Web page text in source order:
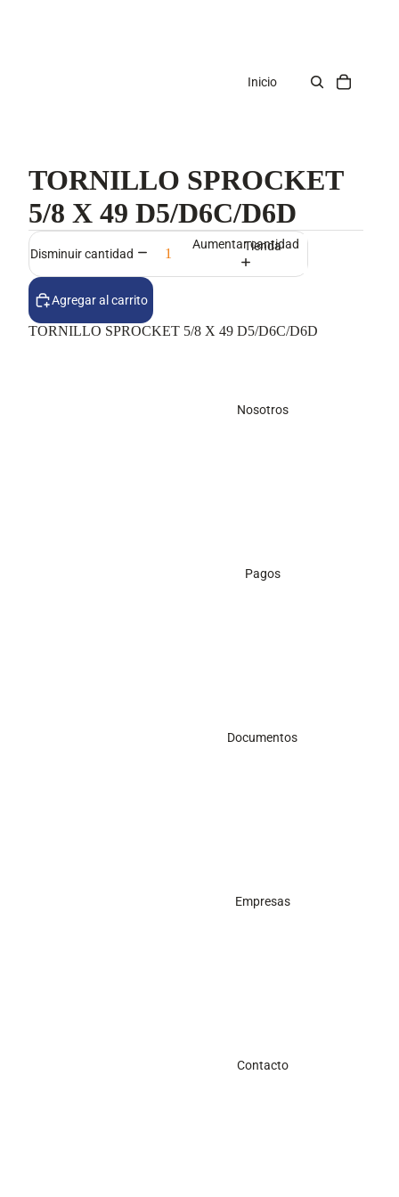
Inicio
Tienda
Nosotros
Pagos
Documentos
Empresas
Contacto
TORNILLO SPROCKET
5/8 X 49 D5/D6C/D6D
Disminuir cantidad
Aumentar cantidad
Agregar al carrito
TORNILLO SPROCKET 5/8 X 49 D5/D6C/D6D